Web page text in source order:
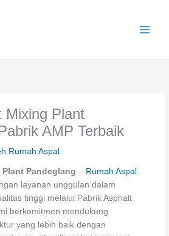
Mixing Plant
AMP Terbaik
Rumah Aspal
Pandeglang – Rumah Aspal
layanan unggulan dalam
tinggi melalui Pabrik Asphalt
berkomitmen mendukung
yang lebih baik dengan